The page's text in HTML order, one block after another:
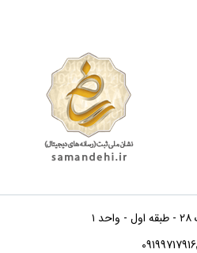
09199717916